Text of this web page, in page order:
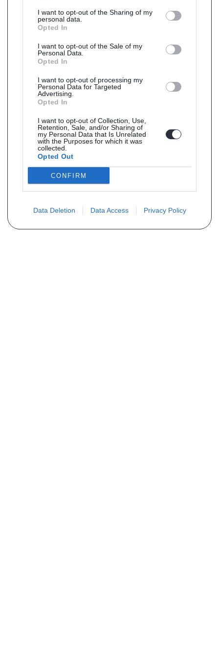
I want to opt-out of the Sharing of my
personal data.
Opted In
I want to opt-out of the Sale of my
Personal Data.
Opted In
I want to opt-out of processing my
Personal Data for Targeted
Advertising.
Opted In
I want to opt-out of Collection, Use,
Retention, Sale, and/or Sharing of
my Personal Data that Is Unrelated
with the Purposes for which it was
collected.
Opted Out
CONFIRM
Data Deletion Data Access Privacy Policy